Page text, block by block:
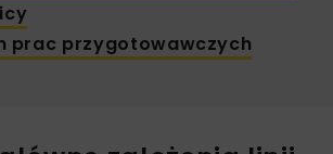
prac przygotowawczych